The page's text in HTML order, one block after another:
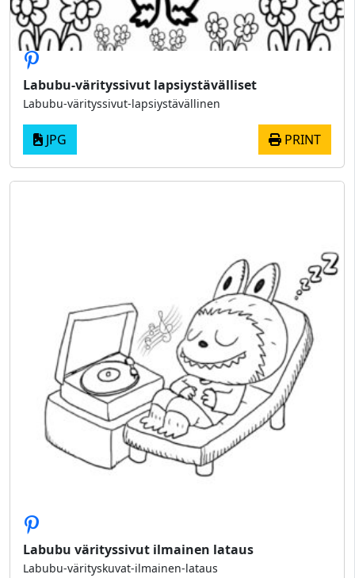
Labubu-värityssivut lapsiystävälliset
Labubu-värityssivut-lapsiystävällinen
JPG PRINT
Labubu värityssivut ilmainen lataus
Labubu-värityskuvat-ilmainen-lataus